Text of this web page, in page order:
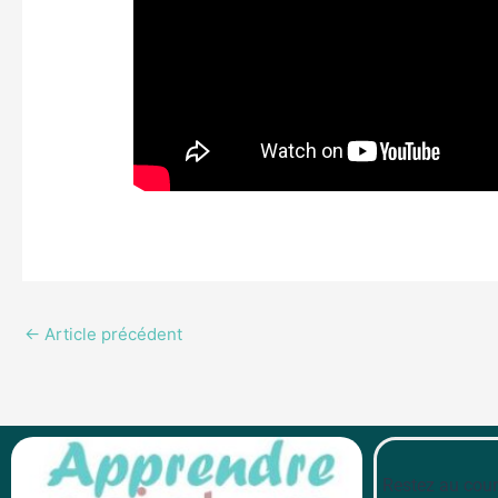
← Article précédent
Restez au